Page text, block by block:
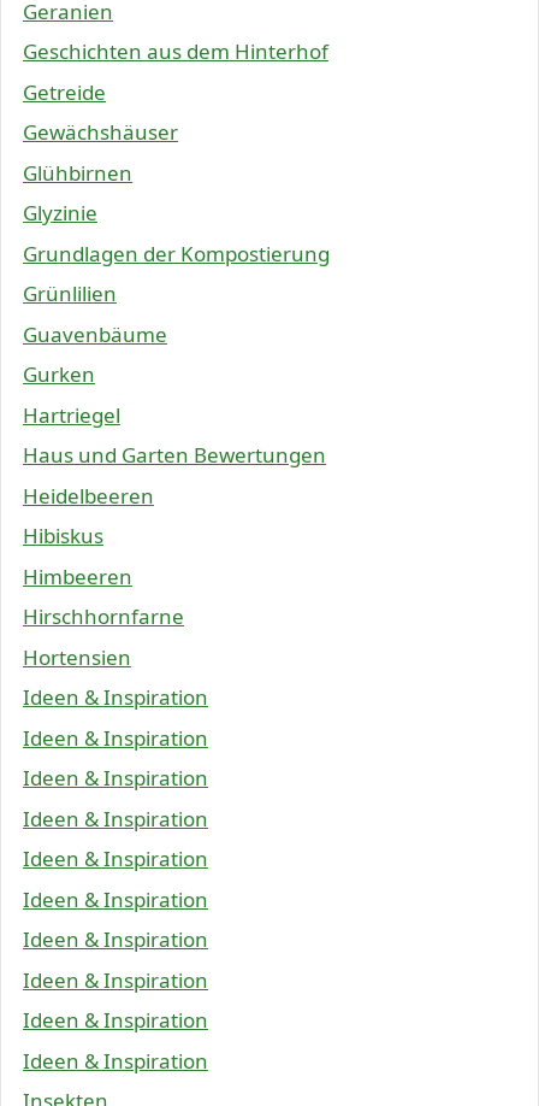
Geranien
Geschichten aus dem Hinterhof
Getreide
Gewächshäuser
Glühbirnen
Glyzinie
Grundlagen der Kompostierung
Grünlilien
Guavenbäume
Gurken
Hartriegel
Haus und Garten Bewertungen
Heidelbeeren
Hibiskus
Himbeeren
Hirschhornfarne
Hortensien
Ideen & Inspiration
Ideen & Inspiration
Ideen & Inspiration
Ideen & Inspiration
Ideen & Inspiration
Ideen & Inspiration
Ideen & Inspiration
Ideen & Inspiration
Ideen & Inspiration
Ideen & Inspiration